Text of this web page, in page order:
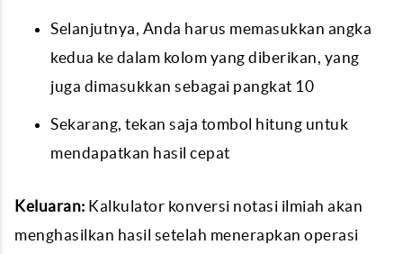
Selanjutnya, Anda harus memasukkan angka
kedua ke dalam kolom yang diberikan, yang
juga dimasukkan sebagai pangkat 10
Sekarang, tekan saja tombol hitung untuk
mendapatkan hasil cepat
Keluaran: Kalkulator konversi notasi ilmiah akan
menghasilkan hasil setelah menerapkan operasi